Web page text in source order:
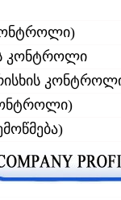
კონტროლი